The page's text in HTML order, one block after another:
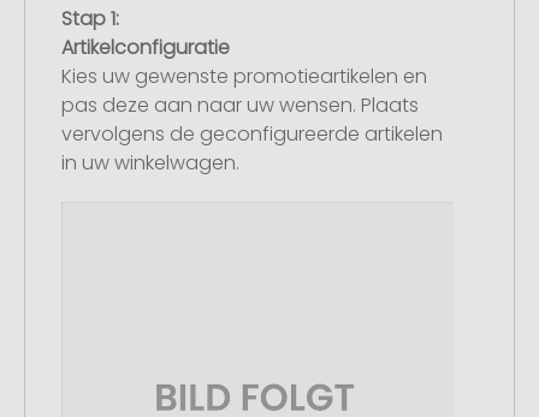
Stap 1:
Artikelconfiguratie
Kies uw gewenste promotieartikelen en
pas deze aan naar uw wensen. Plaats
vervolgens de geconfigureerde artikelen
in uw winkelwagen.